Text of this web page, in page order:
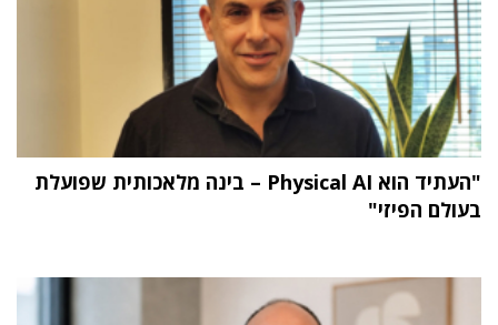
"העתיד הוא Physical AI – בינה מלאכותית שפועלת
בעולם הפיזי"